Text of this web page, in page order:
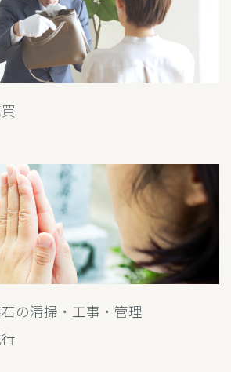
の清掃・工事・管理